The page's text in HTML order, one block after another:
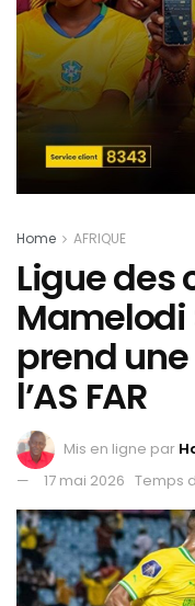
Home AFRIQUE
Ligue des
Mamelodi
prend
l’AS FAR
Mis en ligne par
17 mai 2026 Temps